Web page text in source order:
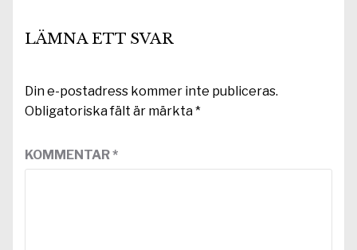
LÄMNA ETT SVAR
Din e-postadress kommer inte publiceras.
Obligatoriska fält är märkta*
KOMMENTAR*